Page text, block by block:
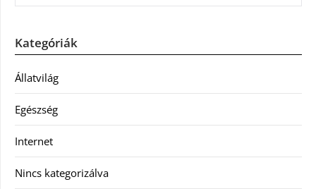
Kategóriák
Állatvilág
Egészség
Internet
Nincs kategorizálva